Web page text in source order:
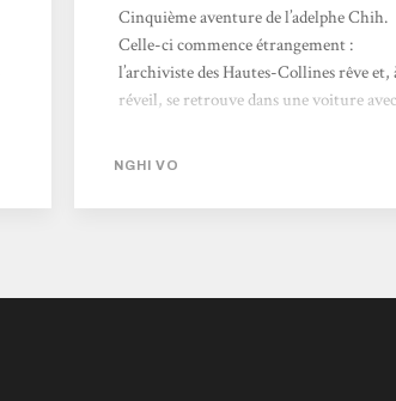
Cinquième aventure de l’adelphe Chih.
Celle-ci commence étrangement :
l’archiviste des Hautes-Collines rêve et,
réveil, se retrouve dans une voiture
trop se rappeler ce qu’iel fait là. La jeune
offert, pour reprendre les mots de sa
enviable. On sait bien que les mariages
NGHI VO